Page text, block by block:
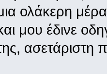
ολάκερη
μου έδινε
ασετάριστη